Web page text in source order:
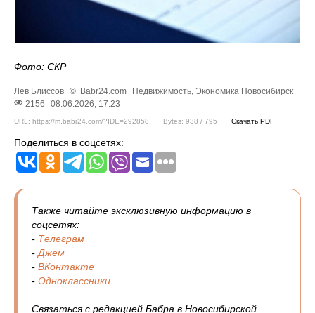
Фото: СКР
Лев Блиссов © Babr24.com Недвижимость, Экономика Новосибирск
2156
08.06.2026, 17:23
URL: https://m.babr24.com/?IDE=292858 Bytes: 938 / 795 Скачать PDF
Поделиться в соцсетях:
Также читайте эксклюзивную информацию в
соцсетях:
- Телеграм
- Джем
- ВКонтакте
- Одноклассники
Связаться с редакцией Бабра в Новосибирской